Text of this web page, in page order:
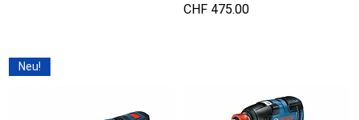
Preis
CHF 475.00
Neu!